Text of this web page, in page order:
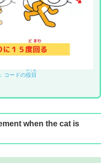
コードの役目
やくめ
when the cat is